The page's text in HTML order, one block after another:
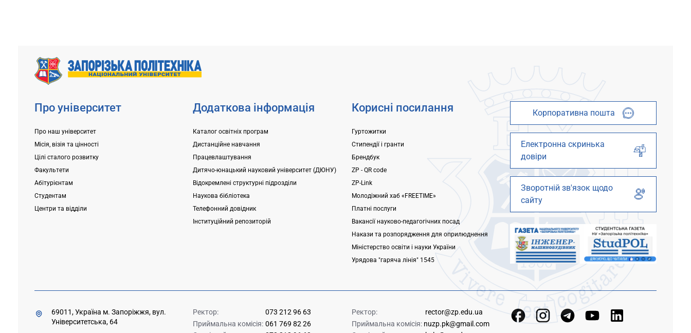
Про університет
Про наш університет
Місія, візія та цінності
Цілі сталого розвитку
Факультети
Абітурієнтам
Студентам
Центри та відділи
Додаткова інформація
Каталог освітніх програм
Дистанційне навчання
Працевлаштування
Дитячо-юнацький науковий університет (ДЮНУ)
Відокремлені структурні підрозділи
Наукова бібліотека
Телефонний довідник
Інституційний репозиторій
Корисні посилання
Гуртожитки
Стипендії і гранти
Брендбук
ZP - QR code
ZP-Link
Молодіжний хаб «FREETIME»
Платні послуги
Вакансії науково-педагогічних посад
Накази та розпорядження для оприлюднення
Міністерство освіти і науки України
Урядова "гаряча лінія" 1545
Корпоративна пошта
Електронна скринька
довіри
Зворотній зв'язок щодо
сайту
69011, Україна м. Запоріжжя, вул.
Університетська, 64
Ректор:
073 212 96 63
Приймальна комісія: 061 769 82 26
Ректор:
rector@zp.edu.ua
Приймальна комісія: nuzp.pk@gmail.com